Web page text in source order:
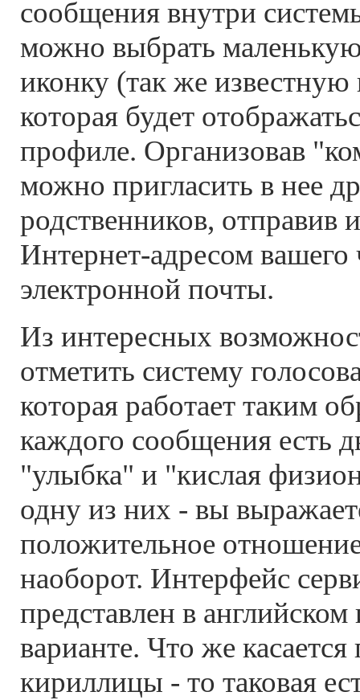
сообщения внутри
можно выбрать
иконку (так же известную
которая будет
профиле. Организовав
можно пригласить в нее
родственников, отправив
Интернет-адресом вашего
электронной почты.
Из интересных
отметить систему
которая работает таким
каждого сообщения есть
"улыбка" и "кислая
одну из них - вы
положительное
наоборот. Интерфейс
представлен в
варианте. Что же
кириллицы - то таковая